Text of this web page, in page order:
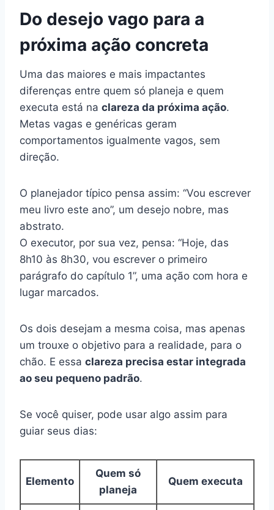
Do desejo vago para a
próxima ação concreta
Uma das maiores e mais impactantes
diferenças entre quem só planeja e quem
executa está na clareza da próxima ação.
Metas vagas e genéricas geram
comportamentos igualmente vagos, sem
direção.
O planejador típico pensa assim: “Vou escrever
meu livro este ano”, um desejo nobre, mas
abstrato.
O executor, por sua vez, pensa: “Hoje, das
8h10 às 8h30, vou escrever o primeiro
parágrafo do capítulo 1”, uma ação com hora e
lugar marcados.
Os dois desejam a mesma coisa, mas apenas
um trouxe o objetivo para a realidade, para o
chão. E essa clareza precisa estar integrada
ao seu pequeno padrão.
Se você quiser, pode usar algo assim para
guiar seus dias:
Elemento
Quem só
planeja
Quem executa